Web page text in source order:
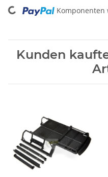
Loading... Komponenten
Kunden